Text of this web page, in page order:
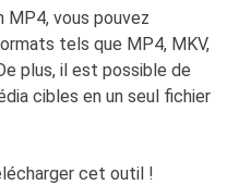
MP4, vous pouvez
tels que MP4, MKV,
plus, il est possible de
cibles en un seul fichier
cet outil !